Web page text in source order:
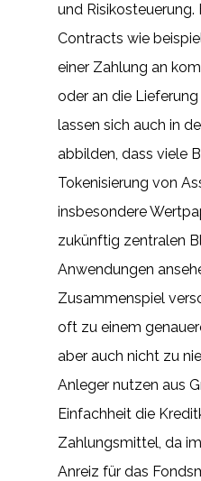
und Risikosteuerung.
Contracts wie
einer Zahlung an
oder an die
lassen sich auch in
abbilden, dass viele
Tokenisierung von
insbesondere
zukünftig zentralen
Anwendungen
Zusammenspiel
oft zu einem
aber auch nicht zu
Anleger nutzen aus
Einfachheit die
Zahlungsmittel, da
Anreiz für das